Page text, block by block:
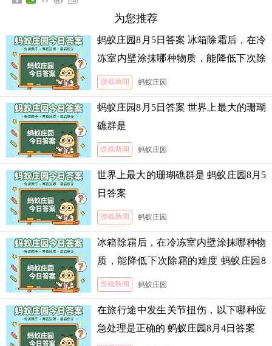
为您推荐
蚂蚁庄园8月5日答案 冰箱除霜后，在冷
冻室内壁涂抹哪种物质，能降低下次除
霜的难度
游戏新闻 蚂蚁庄园
蚂蚁庄园8月5日答案 世界上最大的珊瑚
礁群是
游戏新闻 蚂蚁庄园
世界上最大的珊瑚礁群是 蚂蚁庄园8月5
日答案
游戏新闻 蚂蚁庄园
冰箱除霜后，在冷冻室内壁涂抹哪种物
质，能降低下次除霜的难度 蚂蚁庄园8
月5日答案
游戏新闻 蚂蚁庄园
在旅行途中发生关节扭伤，以下哪种应
急处理是正确的 蚂蚁庄园8月4日答案